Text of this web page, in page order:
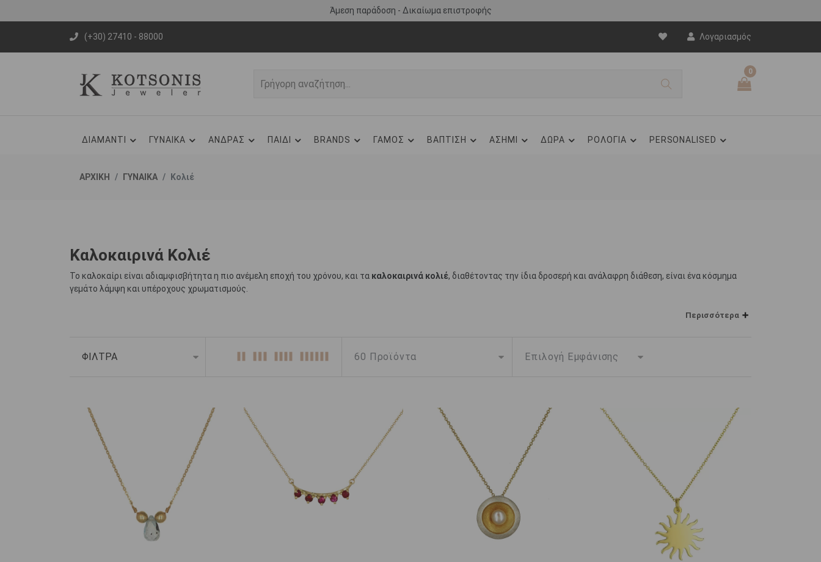
Άμεση παράδοση - Δικαίωμα επιστροφής
(+30) 27410 - 88000 Λογαριασμός
0
ΔΙΑΜΑΝΤΙ ΓΥΝΑΙΚΑ ΑΝΔΡΑΣ ΠΑΙΔΙ BRANDS ΓΑΜΟΣ ΒΑΠΤΙΣΗ ΑΣΗΜΙ ΔΩΡΑ ΡΟΛΟΓΙΑ PERSONALISED
ΑΡΧΙΚΗ ΓΥΝΑΙΚΑ Κολιέ
Καλοκαιρινά Κολιέ
Το καλοκαίρι είναι αδιαμφισβήτητα η πιο ανέμελη εποχή του χρόνου, και τα καλοκαιρινά κολιέ, διαθέτοντας την ίδια δροσερή και ανάλαφρη διάθεση, είναι ένα κόσμημα
γεμάτο λάμψη και υπέροχους χρωματισμούς.
αντικατοπτρίζουν όλη την φρεσκάδα της
εντυπώσεις.
Στολισμένα με εκλεκτούς πολύχρωμους λίθους, πλαισιωμένα από ιδιαίτερους και λαμπερούς χρωματισμούς και σχεδιασμένα με την πρακτική ικανότητα να φορεθούν κάθε
στιγμή της ημέρας, τα καλοκαιρινά κολιέ είναι ένα κόσμημα που δεν πρέπει να λείπει από καμία γυναικεία συλλογή.
Περισσότερα
ΦΙΛΤΡΑ